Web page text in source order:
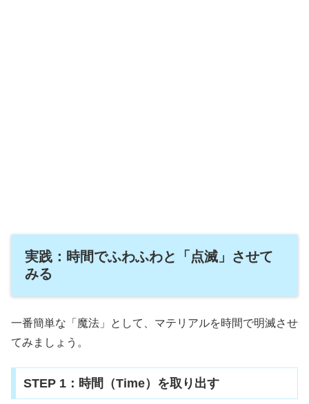
実践：時間でふわふわと「点滅」させて
みる
一番簡単な「魔法」として、マテリアルを時間で明滅させ
てみましょう。
STEP 1：時間（Time）を取り出す